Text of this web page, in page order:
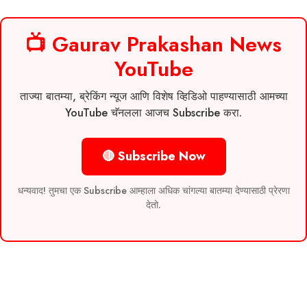
📺 Gaurav Prakashan News
YouTube
ताज्या बातम्या, ब्रेकिंग न्यूज आणि विशेष व्हिडिओ पाहण्यासाठी आमच्या
YouTube चॅनलला आजच Subscribe करा.
🔴 Subscribe Now
धन्यवाद! तुमचा एक Subscribe आम्हाला अधिक चांगल्या बातम्या देण्यासाठी प्रेरणा
देतो.